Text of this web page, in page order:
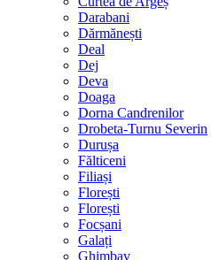
Darabani
Dărmănești
Deal
Dej
Deva
Doaga
Dorna Candrenilor
Drobeta-Turnu Severin
Durușa
Fălticeni
Filiași
Florești
Florești
Focșani
Galați
Ghimbav